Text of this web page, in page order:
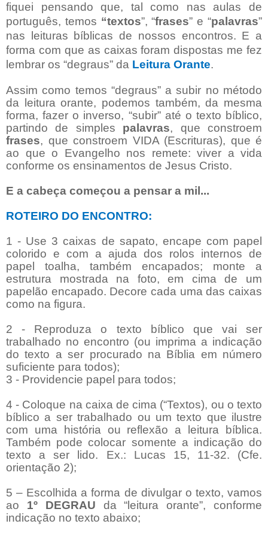
fiquei pensando que, tal como nas aulas de
português, temos “textos”, “frases” e “palavras”
nas leituras bíblicas de nossos encontros. E a
forma com que as caixas foram dispostas me fez
lembrar os “degraus” da Leitura Orante.
Assim como temos “degraus” a subir no método
da leitura orante, podemos também, da mesma
forma, fazer o inverso, “subir” até o texto bíblico,
partindo de simples palavras, que constroem
frases, que constroem VIDA (Escrituras), que é
ao que o Evangelho nos remete: viver a vida
conforme os ensinamentos de Jesus Cristo.
E a cabeça começou a pensar a mil...
ROTEIRO DO ENCONTRO:
1 - Use 3 caixas de sapato, encape com papel
colorido e com a ajuda dos rolos internos de
papel toalha, também encapados; monte a
estrutura mostrada na foto, em cima de um
papelão encapado. Decore cada uma das caixas
como na figura.
2 - Reproduza o texto bíblico que vai ser
trabalhado no encontro (ou imprima a indicação
do texto a ser procurado na Bíblia em número
suficiente para todos);
3 - Providencie papel para todos;
4 - Coloque na caixa de cima (“Textos), ou o texto
bíblico a ser trabalhado ou um texto que ilustre
com uma história ou reflexão a leitura bíblica.
Também pode colocar somente a indicação do
texto a ser lido. Ex.: Lucas 15, 11-32. (Cfe.
orientação 2);
5 – Escolhida a forma de divulgar o texto, vamos
ao 1º DEGRAU da “leitura orante”, conforme
indicação no texto abaixo;